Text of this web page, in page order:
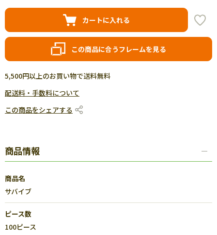
カートに入れる
この商品に合うフレームを見る
5,500円以上のお買い物で送料無料
配送料・手数料について
この商品をシェアする
商品情報
商品名
サバイブ
ピース数
100ピース